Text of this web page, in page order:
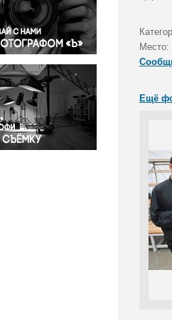
и конфликты
жизнь
и бизнес
Место:
Ещё